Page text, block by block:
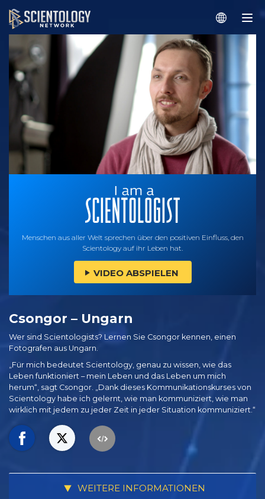
Menschen aus aller Welt sprechen über den positiven Einfluss, den
Scientology auf ihr Leben hat.
VIDEO ABSPIELEN
Csongor – Ungarn
Wer sind Scientologists? Lernen Sie Csongor kennen, einen
Fotografen aus Ungarn.
„Für mich bedeutet Scientology, genau zu wissen, wie das
Leben funktioniert – mein Leben und das Leben um mich
herum“, sagt Csongor. „Dank dieses Kommunikationskurses von
Scientology habe ich gelernt, wie man kommuniziert, wie man
wirklich mit jedem zu jeder Zeit in jeder Situation kommuniziert.“
WEITERE INFORMATIONEN